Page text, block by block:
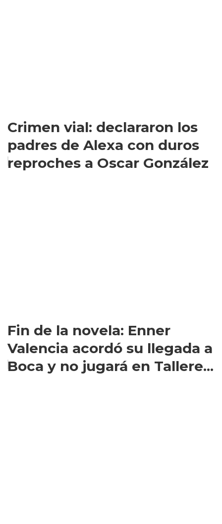
Crimen vial: declararon los
padres de Alexa con duros
reproches a Oscar González
Fin de la novela: Enner
Valencia acordó su llegada a
Boca y no jugará en Tallere...